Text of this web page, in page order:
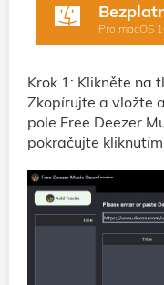
Pro macOS
Krok 1: Klikněte na
Zkopírujte a vložte
pole Free Deezer
pokračujte